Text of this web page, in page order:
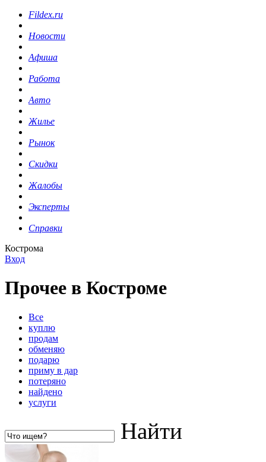
Fildex.ru
Новости
Афиша
Работа
Авто
Жилье
Рынок
Скидки
Жалобы
Эксперты
Справки
Кострома
Вход
Прочее в Костроме
Все
куплю
продам
обменяю
подарю
приму в дар
потеряно
найдено
услуги
Найти